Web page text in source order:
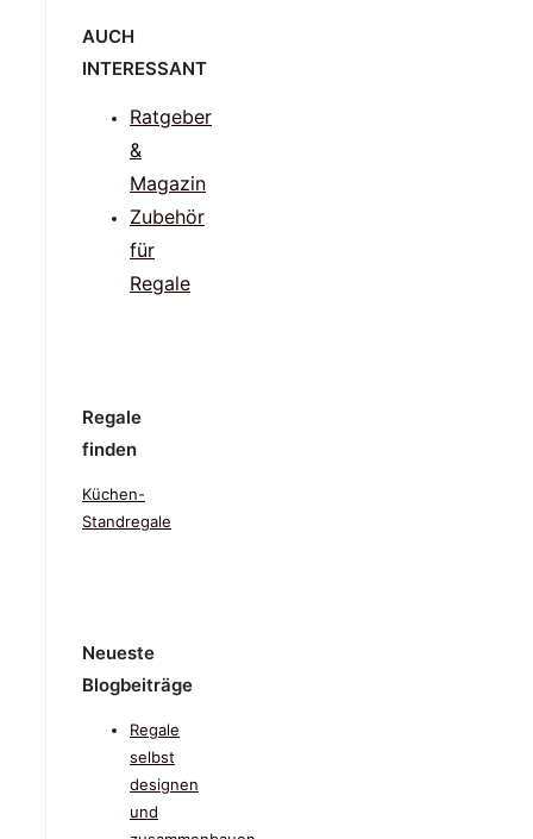
AUCH
INTERESSANT
Ratgeber
&
Magazin
Zubehör
für
Regale
Regale
finden
Küchen-
Standregale
Neueste
Blogbeiträge
Regale
selbst
designen
und